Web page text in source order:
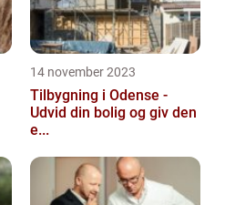
14 november 2023
Tilbygning i Odense -
Udvid din bolig og giv den
e...